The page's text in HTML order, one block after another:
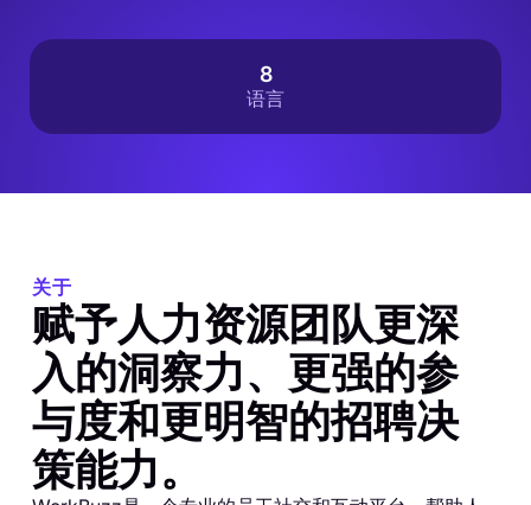
8
语言
关于
赋予人力资源团队更深
入的洞察力、更强的参
与度和更明智的招聘决
策能力。